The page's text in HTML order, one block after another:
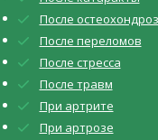
После
После переломов
После стресса
После травм
При артрите
При артрозе